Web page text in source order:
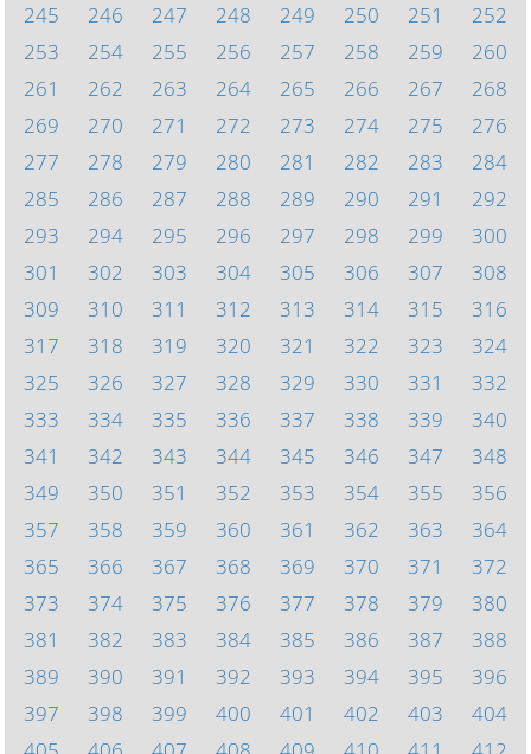
245
246 247 248 249 250 251
252
253
254 255 256 257 258 259
260
261
262 263 264 265 266 267
268
269
270 271 272 273 274 275
276
277
278 279 280 281 282 283
284
285
286 287 288 289 290 291
292
293
294 295 296 297 298 299
300
301
302 303 304 305 306 307
308
309
310 311 312 313 314 315
316
317
318 319 320 321 322 323
324
325
326 327 328 329 330 331
332
333
334 335 336 337 338 339
340
341
342 343 344 345 346 347
348
349
350 351 352 353 354 355
356
357
358 359 360 361 362 363
364
365
366 367 368 369 370 371
372
373
374 375 376 377 378 379
380
381
382 383 384 385 386 387
388
389
390 391 392 393 394 395
396
397
398 399 400 401 402 403
404